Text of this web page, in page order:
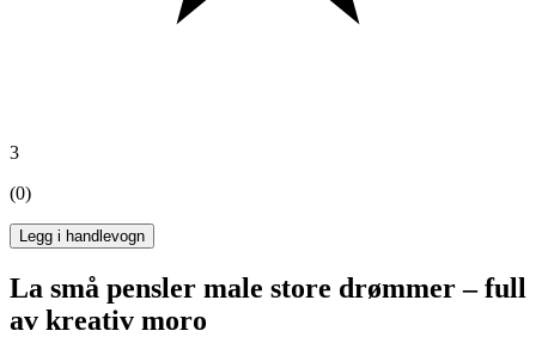
3
(0)
Legg i handlevogn
La små pensler male store drømmer – full
av kreativ moro